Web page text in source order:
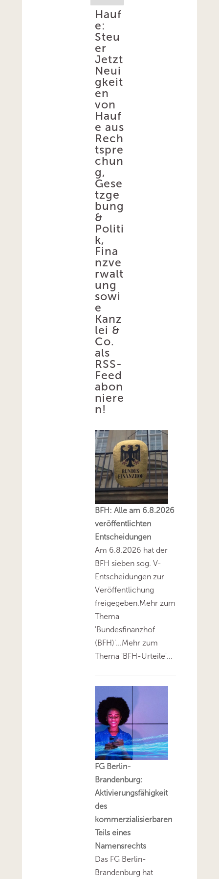
Hauf
e:
Steu
er
Jetzt
Neui
gkeit
en
von
Hauf
e aus
Rech
tspre
chun
g,
Gese
tzge
bung
&
Politi
k,
Fina
nzve
rwalt
ung
sowi
e
Kanz
lei &
Co.
als
RSS-
Feed
abon
niere
n!
BFH: Alle am 6.8.2026
veröffentlichten
Entscheidungen
Am 6.8.2026 hat der
BFH sieben sog. V-
Entscheidungen zur
Veröffentlichung
freigegeben.Mehr zum
Thema
'Bundesfinanzhof
(BFH)'...Mehr zum
Thema 'BFH-Urteile'...
FG Berlin-
Brandenburg:
Aktivierungsfähigkeit
des
kommerzialisierbaren
Teils eines
Namensrechts
Das FG Berlin-
Brandenburg hat